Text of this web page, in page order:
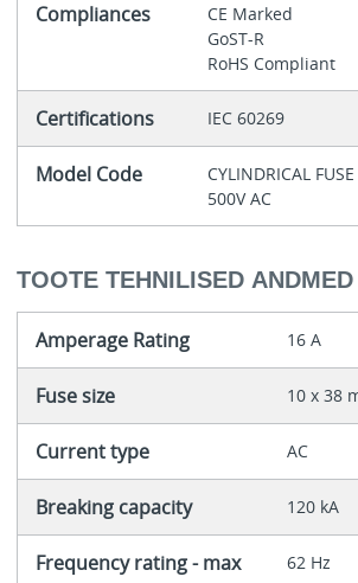
Compliances
CE Marked
GoST-R
RoHS Compliant
Certifications IEC 60269
Model Code
CYLINDRICAL
500V AC
TOOTE TEHNILISED ANDMED
Amperage Rating 16 A
Fuse size 10 x 38
Current type AC
Breaking capacity 120 kA
Frequency rating - max 62 Hz